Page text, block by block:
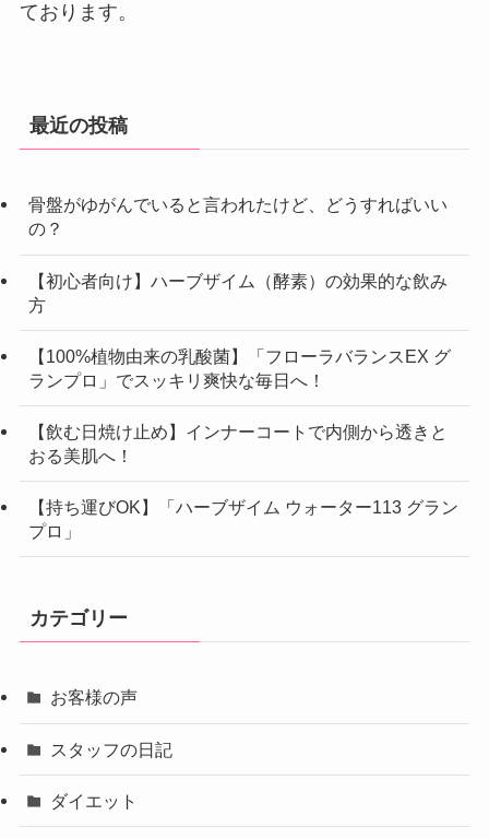
ております。
最近の投稿
骨盤がゆがんでいると言われたけど、どうすればいい
の？
【初心者向け】ハーブザイム（酵素）の効果的な飲み
方
【100%植物由来の乳酸菌】「フローラバランスEX グ
ランプロ」でスッキリ爽快な毎日へ！
【飲む日焼け止め】インナーコートで内側から透きと
おる美肌へ！
【持ち運びOK】「ハーブザイム ウォーター113 グラン
プロ」
カテゴリー
お客様の声
スタッフの日記
ダイエット